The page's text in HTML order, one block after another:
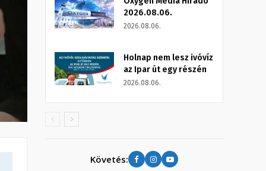
2026.08.06.
2026.08.06.
Holnap nem lesz ivóvíz
az Ipar út egy részén
2026.08.06.
Követés: